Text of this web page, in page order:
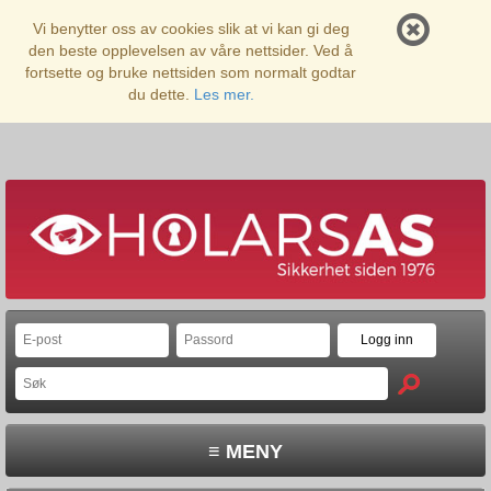
Vi benytter oss av cookies slik at vi kan gi deg
den beste opplevelsen av våre nettsider. Ved å
fortsette og bruke nettsiden som normalt godtar
du dette. Les mer.
≡ MENY